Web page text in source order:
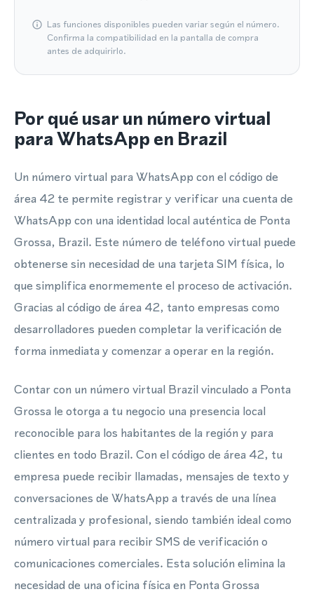
Las funciones disponibles pueden variar según el número.
Confirma la compatibilidad en la pantalla de compra
antes de adquirirlo.
Por qué usar un número virtual
para WhatsApp en Brazil
Un número virtual para WhatsApp con el código de
área 42 te permite registrar y verificar una cuenta de
WhatsApp con una identidad local auténtica de Ponta
Grossa, Brazil. Este número de teléfono virtual puede
obtenerse sin necesidad de una tarjeta SIM física, lo
que simplifica enormemente el proceso de activación.
Gracias al código de área 42, tanto empresas como
desarrolladores pueden completar la verificación de
forma inmediata y comenzar a operar en la región.
Contar con un número virtual Brazil vinculado a Ponta
Grossa le otorga a tu negocio una presencia local
reconocible para los habitantes de la región y para
clientes en todo Brazil. Con el código de área 42, tu
empresa puede recibir llamadas, mensajes de texto y
conversaciones de WhatsApp a través de una línea
centralizada y profesional, siendo también ideal como
número virtual para recibir SMS de verificación o
comunicaciones comerciales. Esta solución elimina la
necesidad de una oficina física en Ponta Grossa